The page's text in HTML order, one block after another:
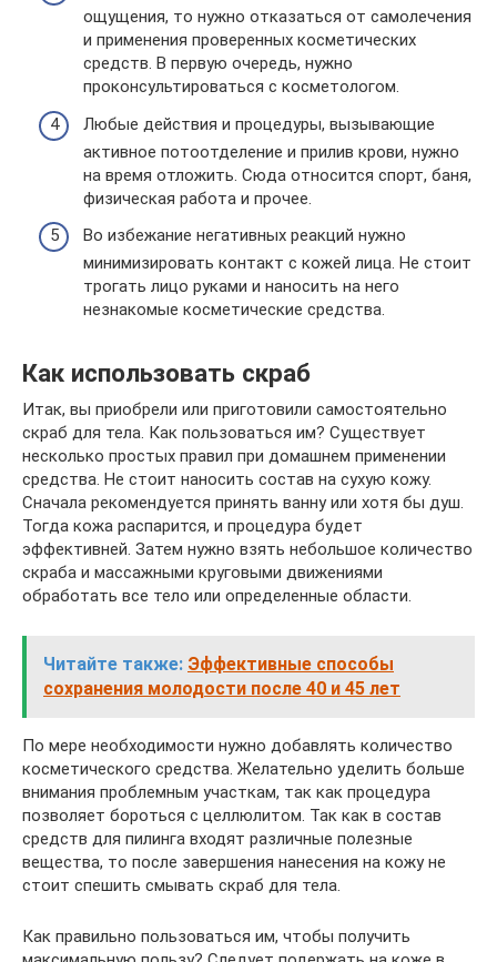
ощущения, то нужно отказаться от самолечения
и применения проверенных косметических
средств. В первую очередь, нужно
проконсультироваться с косметологом.
Любые действия и процедуры, вызывающие
активное потоотделение и прилив крови, нужно
на время отложить. Сюда относится спорт, баня,
физическая работа и прочее.
Во избежание негативных реакций нужно
минимизировать контакт с кожей лица. Не стоит
трогать лицо руками и наносить на него
незнакомые косметические средства.
Как использовать скраб
Итак, вы приобрели или приготовили самостоятельно
скраб для тела. Как пользоваться им? Существует
несколько простых правил при домашнем применении
средства. Не стоит наносить состав на сухую кожу.
Сначала рекомендуется принять ванну или хотя бы душ.
Тогда кожа распарится, и процедура будет
эффективней. Затем нужно взять небольшое количество
скраба и массажными круговыми движениями
обработать все тело или определенные области.
Читайте также: Эффективные способы
сохранения молодости после 40 и 45 лет
По мере необходимости нужно добавлять количество
косметического средства. Желательно уделить больше
внимания проблемным участкам, так как процедура
позволяет бороться с целлюлитом. Так как в состав
средств для пилинга входят различные полезные
вещества, то после завершения нанесения на кожу не
стоит спешить смывать скраб для тела.
Как правильно пользоваться им, чтобы получить